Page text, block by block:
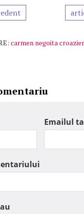
carmen negoita
Emailul